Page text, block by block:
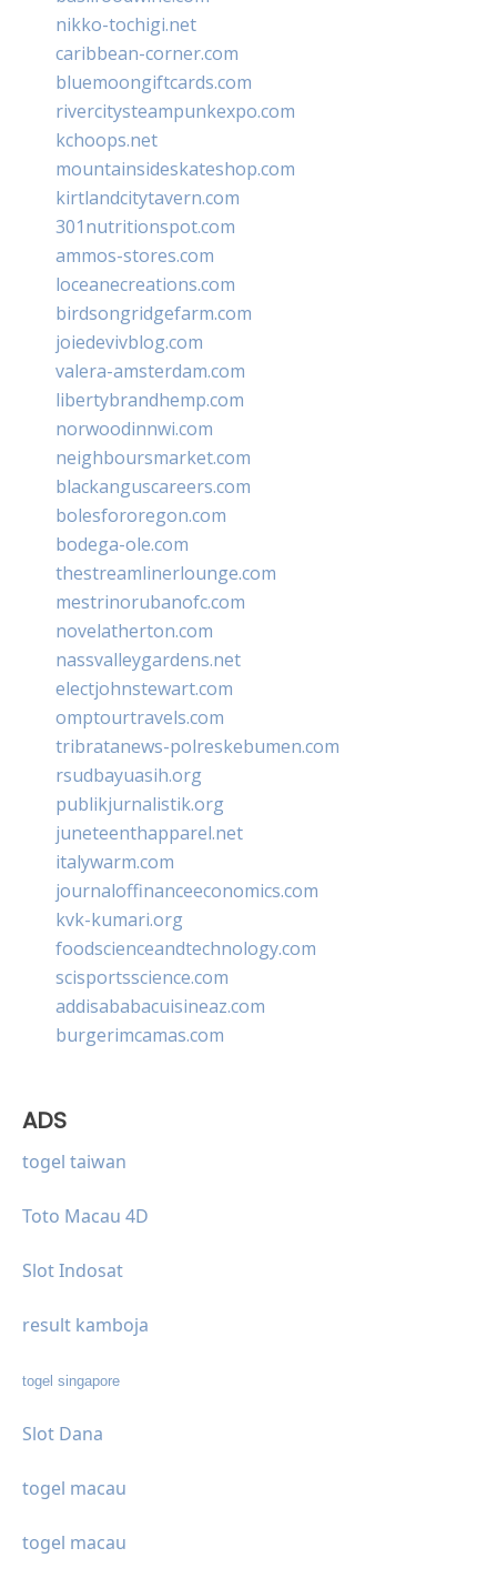
nikko-tochigi.net
caribbean-corner.com
bluemoongiftcards.com
rivercitysteampunkexpo.com
kchoops.net
mountainsideskateshop.com
kirtlandcitytavern.com
301nutritionspot.com
ammos-stores.com
loceanecreations.com
birdsongridgefarm.com
joiedevivblog.com
valera-amsterdam.com
libertybrandhemp.com
norwoodinnwi.com
neighboursmarket.com
blackanguscareers.com
bolesfororegon.com
bodega-ole.com
thestreamlinerlounge.com
mestrinorubanofc.com
novelatherton.com
nassvalleygardens.net
electjohnstewart.com
omptourtravels.com
tribratanews-polreskebumen.com
rsudbayuasih.org
publikjurnalistik.org
juneteenthapparel.net
italywarm.com
journaloffinanceeconomics.com
kvk-kumari.org
foodscienceandtechnology.com
scisportsscience.com
addisababacuisineaz.com
burgerimcamas.com
ADS
togel taiwan
Toto Macau 4D
Slot Indosat
result kamboja
togel singapore
Slot Dana
togel macau
togel macau